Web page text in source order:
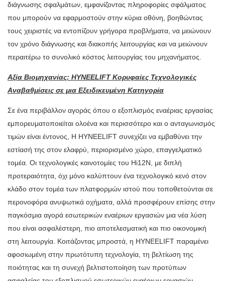
διάγνωσης σφαλμάτων, εμφανίζοντας πληροφορίες σφάλματος
που μπορούν να εφαρμοστούν στην κύρια οθόνη, βοηθώντας
τους χειριστές να εντοπίζουν γρήγορα προβλήματα, να μειώνουν
τον χρόνο διάγνωσης και διακοπής λειτουργίας και να μειώνουν
περαιτέρω το συνολικό κόστος λειτουργίας του μηχανήματος.
Αξία Βιομηχανίας: HYNEELIFT Κορυφαίες Τεχνολογικές
Αναβαθμίσεις σε μια Εξειδικευμένη Κατηγορία
Σε ένα περιβάλλον αγοράς όπου ο εξοπλισμός εναέριας εργασίας
εμπορευματοποιείται ολοένα και περισσότερο και ο ανταγωνισμός
τιμών είναι έντονος, Η HYNEELIFT συνεχίζει να εμβαθύνει την
εστίασή της στον ελαφρύ, περιορισμένο χώρο, επαγγελματικό
τομέα. Οι τεχνολογικές καινοτομίες του Hi12N, με διπλή
προτεραιότητα, όχι μόνο καλύπτουν ένα τεχνολογικό κενό στον
κλάδο στον τομέα των πλατφορμών ιστού που τοποθετούνται σε
περονοφόρα ανυψωτικά οχήματα, αλλά προσφέρουν επίσης στην
παγκόσμια αγορά εσωτερικών εναέριων εργασιών μια νέα λύση
που είναι ασφαλέστερη, πιο αποτελεσματική και πιο οικονομική
στη λειτουργία. Κοιτάζοντας μπροστά, η HYNEELIFT παραμένει
αφοσιωμένη στην πρωτότυπη τεχνολογία, τη βελτίωση της
ποιότητας και τη συνεχή βελτιστοποίηση των προτύπων